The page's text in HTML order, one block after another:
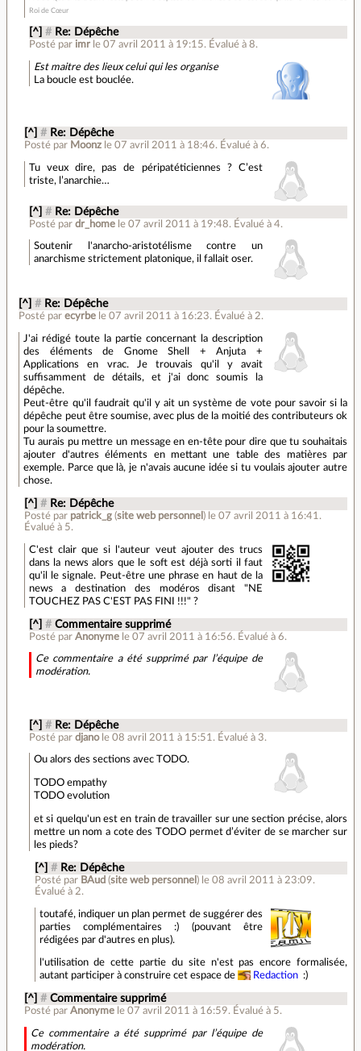
Roi de Cœur
[^] # Re: Dépêche
Posté par imr le 07 avril 2011 à 19:15. Évalué à8.
Est maitre des lieux celui qui les organise
La boucle est bouclée.
[^] # Re: Dépêche
Posté par Moonz le 07 avril 2011 à 18:46. Évalué à 6.
Tu veux dire, pas de péripatéticiennes ? C’est
triste, l’anarchie…
[^] # Re: Dépêche
Posté pardr_home le 07 avril 2011 à 19:48. Évalué à4.
Soutenir l'anarcho-aristotélisme contre un
anarchisme strictement platonique, il fallait oser.
[^] # Re: Dépêche
Posté parecyrbe le 07 avril 2011 à 16:23. Évalué à2.
J'ai rédigé toute la partie concernant la description
des éléments de Gnome Shell + Anjuta +
Applications en vrac. Je trouvais qu'il y avait
suffisamment de détails, et j'ai donc soumis la
dépêche.
Peut-être qu'il faudrait qu'il y ait un système de vote pour savoir si la
dépêche peut être soumise, avec plus de la moitié des contributeurs ok
pour la soumettre.
Tu aurais pu mettre un message en en-tête pour dire que tu souhaitais
ajouter d'autres éléments en mettant une table des matières par
exemple. Parce que là, je n'avais aucune idée si tu voulais ajouter autre
chose.
[^] # Re: Dépêche
Posté par patrick_g(site web personnel ) le 07 avril 2011 à 16:41 .
Évalué à 5.
C'est clair que si l'auteur veut ajouter des trucs
dans la news alors que le soft est déjà sorti il faut
qu'il le signale. Peut-être une phrase en haut de la
news a destination des modéros disant "NE
TOUCHEZ PAS C'EST PAS FINI !!!" ?
[^] # Commentaire supprimé
Posté parAnonyme le 07 avril 2011 à 16:56. Évalué à6.
Ce commentaire a été supprimé par l’équipe de
modération.
[^] # Re: Dépêche
Posté pardjano le 08 avril 2011 à 15:51 . Évalué à 3.
Ou alors des sections avec TODO.
TODO empathy
TODO evolution
et si quelqu'un est en train de travailler sur une section précise, alors
mettre un nom a cote des TODO permet d’éviter de se marcher sur
les pieds?
[^] # Re: Dépêche
Posté par BAud (site web personnel ) le 08 avril 2011 à 23:09.
Évalué à 2.
toutafé, indiquer un plan permet de suggérer des
parties complémentaires :) (pouvant être
rédigées par d'autres en plus).
l'utilisation de cette partie du site n'est pas encore formalisée,
autant participer à construire cet espace de
Redaction :)
[^] # Commentaire supprimé
Posté par Anonyme le 07 avril 2011 à 16:59. Évalué à 5.
Ce commentaire a été supprimé par l’équipe de
modération.